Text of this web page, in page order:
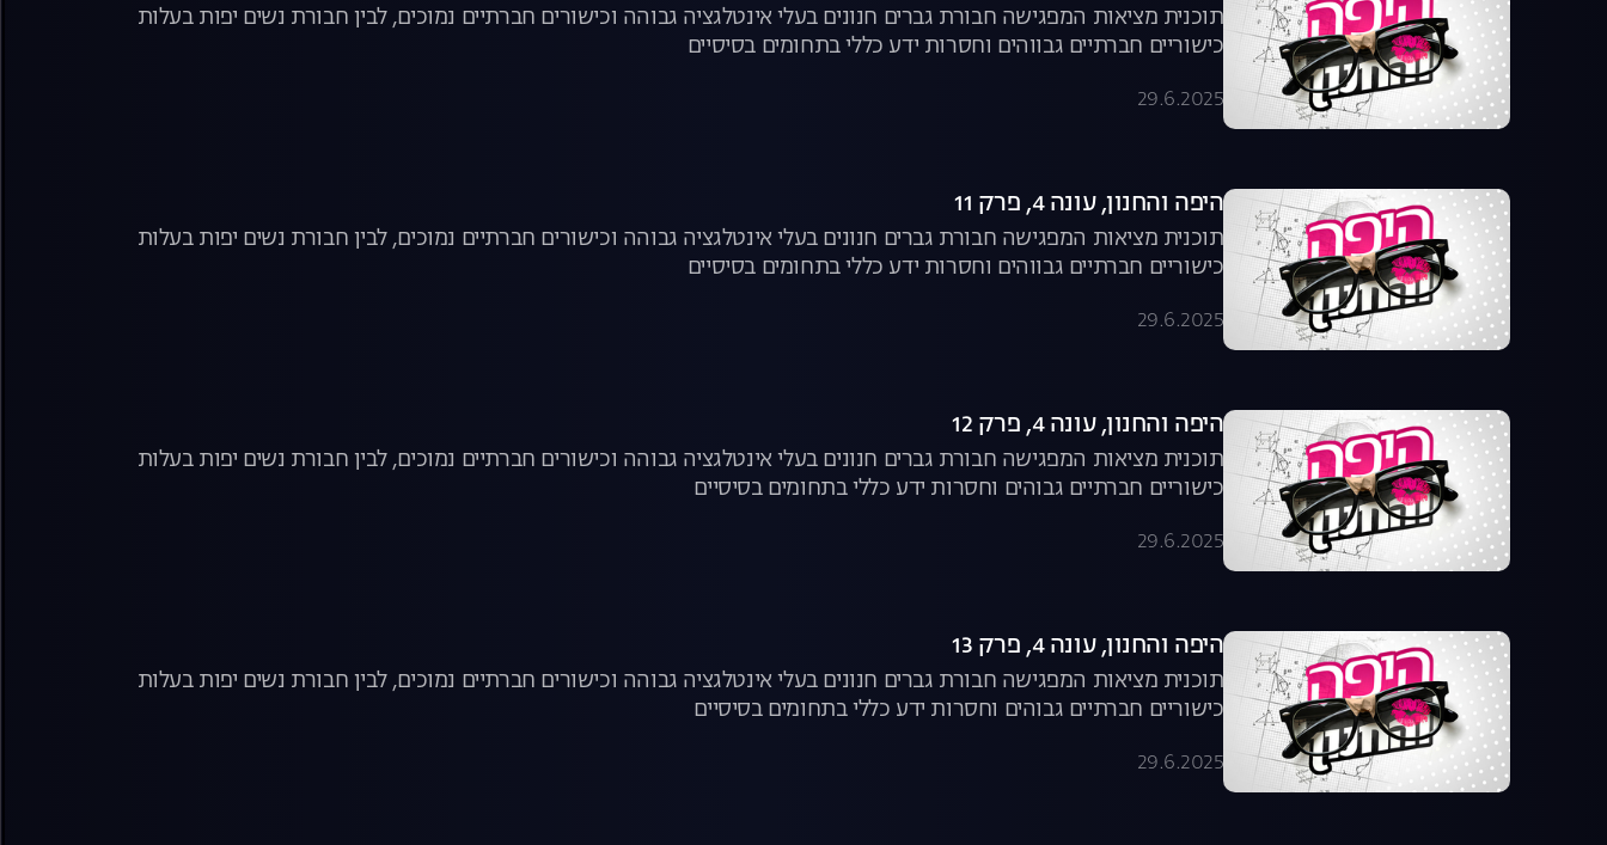
תוכנית מציאות המפגישה חבורת גברים חנונים בעלי אינטלגציה גבוהה וכישורים חברתיים נמוכים, לבין חבורת נשים יפות בעלות
כישוריים חברתיים גבווהים וחסרות ידע כללי בתחומים בסיסיים
29.6.2025
היפה והחנון, עונה 4, פרק 11
תוכנית מציאות המפגישה חבורת גברים חנונים בעלי אינטלגציה גבוהה וכישורים חברתיים נמוכים, לבין חבורת נשים יפות בעלות
כישוריים חברתיים גבווהים וחסרות ידע כללי בתחומים בסיסיים
29.6.2025
היפה והחנון, עונה 4, פרק 12
תוכנית מציאות המפגישה חבורת גברים חנונים בעלי אינטלגציה גבוהה וכישורים חברתיים נמוכים, לבין חבורת נשים יפות בעלות
כישוריים חברתיים גבוהים וחסרות ידע כללי בתחומים בסיסיים
29.6.2025
היפה והחנון, עונה 4, פרק 13
תוכנית מציאות המפגישה חבורת גברים חנונים בעלי אינטלגציה גבוהה וכישורים חברתיים נמוכים, לבין חבורת נשים יפות בעלות
כישוריים חברתיים גבוהים וחסרות ידע כללי בתחומים בסיסיים
29.6.2025